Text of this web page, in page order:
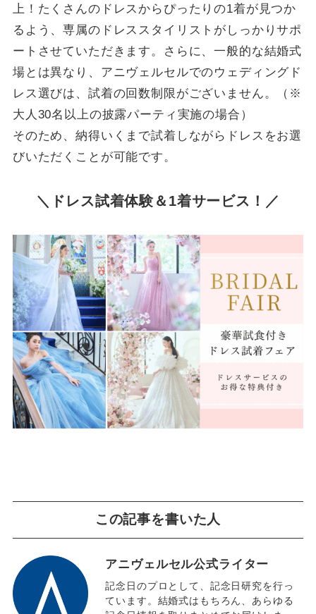
上！たくさんのドレスからぴったりの1着が見つか
るよう、専属のドレススタイリストがしっかりサポ
ートさせていただきます。さらに、一般的な結婚式
場とは異なり、アニヴェルセルでのウェディングド
レス選びは、試着の回数制限がございません。（※
大人30名以上の披露パーティ実施の場合）
そのため、納得いくまで試着しながらドレスをお選
びいただくことが可能です。
＼ドレス試着体験＆1着サービス！／
この記事を書いた人
アニヴェルセル公式ライター
記念日のプロとして、記念日研究を行っ
ています。結婚式はもちろん、あらゆる